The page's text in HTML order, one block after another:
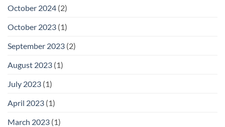
October 2024 (2)
October 2023 (1)
September 2023 (2)
August 2023 (1)
July 2023 (1)
April 2023 (1)
March 2023 (1)